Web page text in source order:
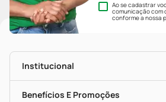
Ao se cadastrar
comunicação com
conforme a nossa
Institucional
História
Nossas Lojas
Benefícios E Promoções